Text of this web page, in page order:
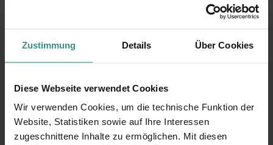
Zustimmung Details Über Cookies
Diese Webseite verwendet Cookies
Wir verwenden Cookies, um die technische Funktion der
Website, Statistiken sowie auf Ihre Interessen
zugeschnittene Inhalte zu ermöglichen. Mit diesen
Du suchst nach weiteren besonderen Höhepunkten?
Dann entdecke noch mehr Konzerte, Feste, Kulturhighlights,
Kulinarik und sportliche Events für deine ZEIT zwischen See
und Berg.